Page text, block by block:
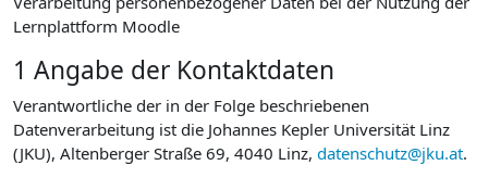
Lernplattform Moodle
1 Angabe der Kontaktdaten
Verantwortliche der in der Folge beschriebenen
Datenverarbeitung ist die Johannes Kepler Universität Linz
(JKU), Altenberger Straße 69, 4040 Linz, datenschutz@jku.at.